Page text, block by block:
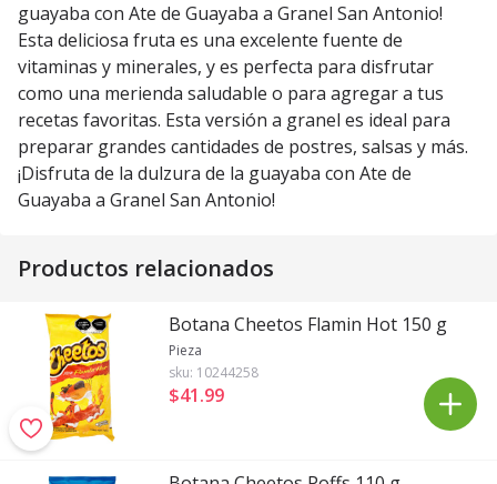
guayaba con Ate de Guayaba a Granel San Antonio!
Esta deliciosa fruta es una excelente fuente de
vitaminas y minerales, y es perfecta para disfrutar
como una merienda saludable o para agregar a tus
recetas favoritas. Esta versión a granel es ideal para
preparar grandes cantidades de postres, salsas y más.
¡Disfruta de la dulzura de la guayaba con Ate de
Guayaba a Granel San Antonio!
Productos relacionados
Botana Cheetos Flamin Hot 150 g
Pieza
sku: 10244258
$41.99